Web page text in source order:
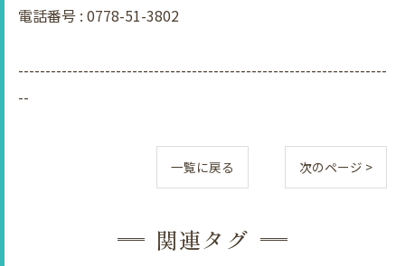
電話番号 : 0778-51-3802
--------------------------------------------------------------------
--
一覧に戻る 次のページ >
関連タグ